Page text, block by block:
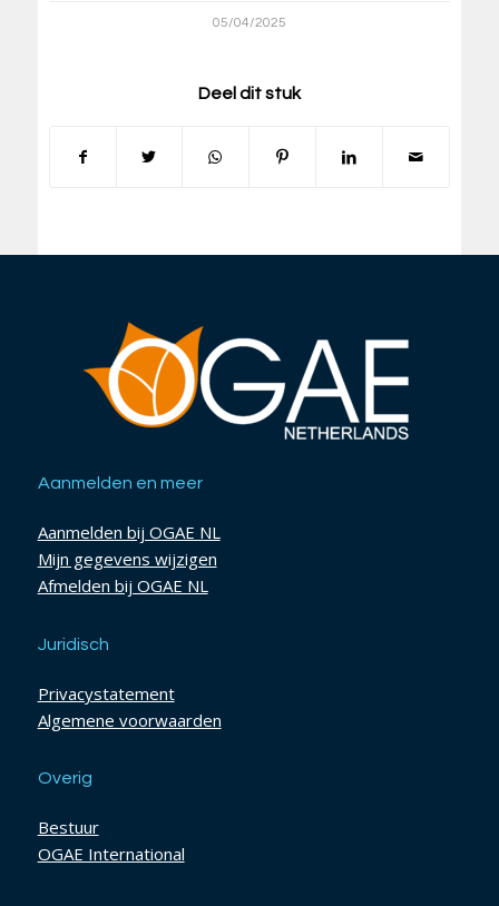
05/04/2025
Deel dit stuk
Aanmelden en meer
Aanmelden bij OGAE NL
Mijn gegevens wijzigen
Afmelden bij OGAE NL
Juridisch
Privacystatement
Algemene voorwaarden
Overig
Bestuur
OGAE International